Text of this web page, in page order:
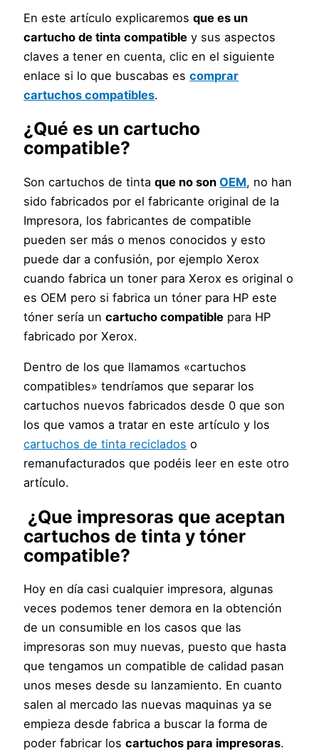
En este artículo explicaremosque es un
cartucho de tinta compatible y sus aspectos
claves a tener en cuenta, clic en el siguiente
enlace si lo que buscabas escomprar
cartuchos compatibles.
¿Qué es un cartucho
compatible?
Son cartuchos de tintaque no sonOEM, no han
sido fabricados por el fabricante original de la
Impresora, los fabricantes de compatible
pueden ser más o menos conocidos y esto
puede dar a confusión, por ejemplo Xerox
cuando fabrica un toner para Xerox es original o
es OEM pero si fabrica un tóner para HP este
tóner sería uncartucho compatible para HP
fabricado por Xerox.
Dentro de los que llamamos «cartuchos
compatibles» tendríamos que separar los
cartuchos nuevos fabricados desde 0 que son
los que vamos a tratar en este artículo y los
cartuchos de tinta reciclados o
remanufacturados que podéis leer en este otro
artículo.
¿Que impresoras que aceptan
cartuchos de tinta y tóner
compatible?
Hoy en día casi cualquier impresora, algunas
veces podemos tener demora en la obtención
de un consumible en los casos que las
impresoras son muy nuevas, puesto que hasta
que tengamos un compatible de calidad pasan
unos meses desde su lanzamiento. En cuanto
salen al mercado las nuevas maquinas ya se
empieza desde fabrica a buscar la forma de
poder fabricar loscartuchos para impresoras.